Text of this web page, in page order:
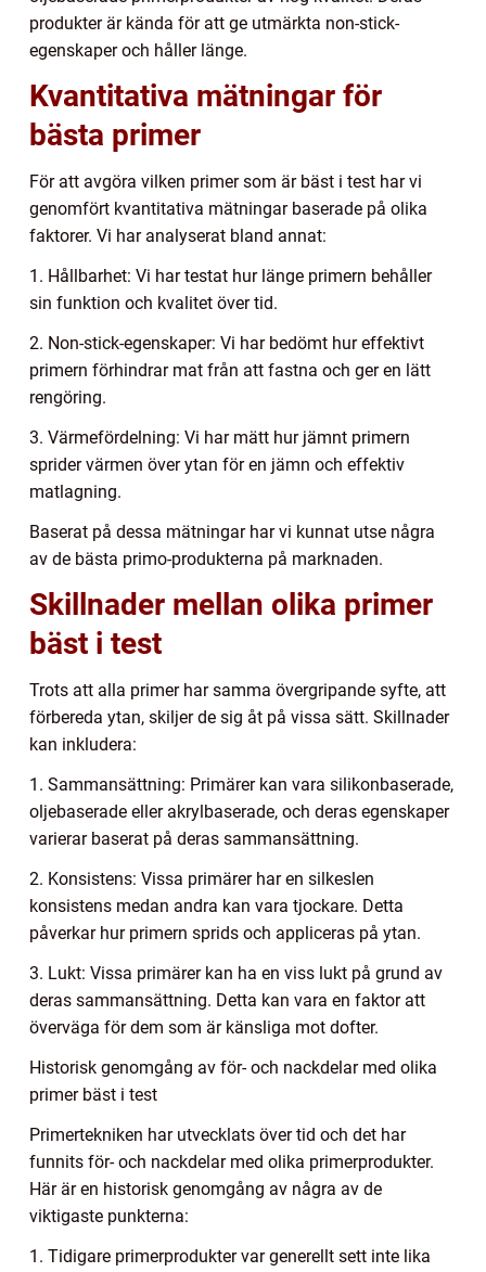
produkter är kända för att ge utmärkta non-stick-
egenskaper och håller länge.
Kvantitativa mätningar för
bästa primer
För att avgöra vilken primer som är bäst i test har vi
genomfört kvantitativa mätningar baserade på olika
faktorer. Vi har analyserat bland annat:
1. Hållbarhet: Vi har testat hur länge primern behåller
sin funktion och kvalitet över tid.
2. Non-stick-egenskaper: Vi har bedömt hur effektivt
primern förhindrar mat från att fastna och ger en lätt
rengöring.
3. Värmefördelning: Vi har mätt hur jämnt primern
sprider värmen över ytan för en jämn och effektiv
matlagning.
Baserat på dessa mätningar har vi kunnat utse några
av de bästa primo-produkterna på marknaden.
Skillnader mellan olika primer
bäst i test
Trots att alla primer har samma övergripande syfte, att
förbereda ytan, skiljer de sig åt på vissa sätt. Skillnader
kan inkludera:
1. Sammansättning: Primärer kan vara silikonbaserade,
oljebaserade eller akrylbaserade, och deras egenskaper
varierar baserat på deras sammansättning.
2. Konsistens: Vissa primärer har en silkeslen
konsistens medan andra kan vara tjockare. Detta
påverkar hur primern sprids och appliceras på ytan.
3. Lukt: Vissa primärer kan ha en viss lukt på grund av
deras sammansättning. Detta kan vara en faktor att
överväga för dem som är känsliga mot dofter.
Historisk genomgång av för- och nackdelar med olika
primer bäst i test
Primertekniken har utvecklats över tid och det har
funnits för- och nackdelar med olika primerprodukter.
Här är en historisk genomgång av några av de
viktigaste punkterna:
1. Tidigare primerprodukter var generellt sett inte lika